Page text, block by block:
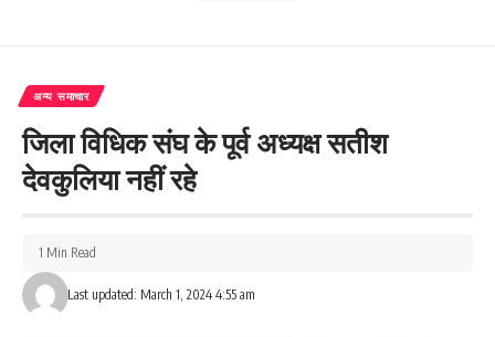
अन्य समाचार
जिला विधिक संघ के पूर्व अध्यक्ष सतीश
देवकुलिया नहीं रहे
Last updated: March 1, 2024 4:55 am
1 Min Read